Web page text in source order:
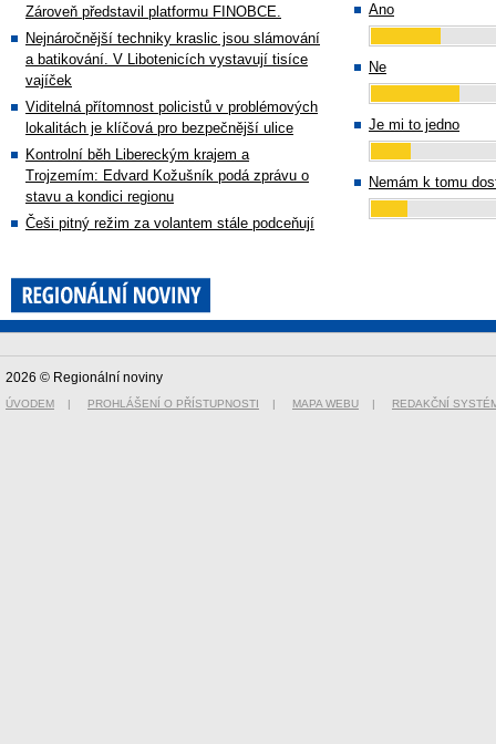
Zároveň představil platformu FINOBCE.
Nejnáročnější techniky kraslic jsou slámování
a batikování. V Libotenicích vystavují tisíce
vajíček
Viditelná přítomnost policistů v problémových
lokalitách je klíčová pro bezpečnější ulice
Kontrolní běh Libereckým krajem a
Trojzemím: Edvard Kožušník podá zprávu o
stavu a kondici regionu
Češi pitný režim za volantem stále podceňují
Ano
Ne
Je mi to jedno
Nemám k tomu
2026 © Regionální noviny
ÚVODEM | PROHLÁŠENÍ O PŘÍSTUPNOSTI | MAPA WEBU | REDAKČNÍ